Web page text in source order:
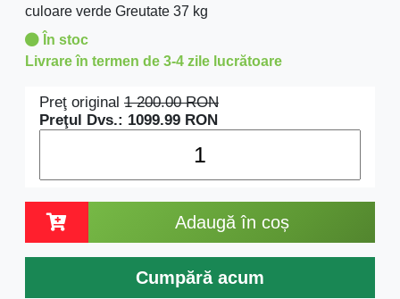
culoare verde Greutate 37 kg
În stoc
Livrare în termen de 3-4 zile lucrătoare
Preţ original 1 200.00RON
Preţul Dvs.: 1099.99 RON
Adaugă în coș
Cumpără acum